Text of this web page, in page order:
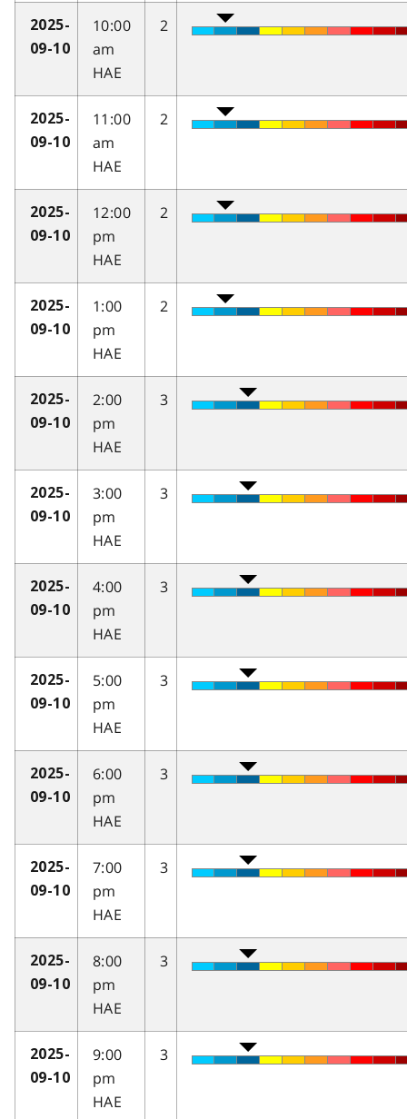
2025-
09-10
10:00
am
HAE
2
2025-
09-10
11:00
am
HAE
2
2025-
09-10
12:00
pm
HAE
2
2025-
09-10
1:00
pm
HAE
2
2025-
09-10
2:00
pm
HAE
3
2025-
09-10
3:00
pm
HAE
3
2025-
09-10
4:00
pm
HAE
3
2025-
09-10
5:00
pm
HAE
3
2025-
09-10
6:00
pm
HAE
3
2025-
09-10
7:00
pm
HAE
3
2025-
09-10
8:00
pm
HAE
3
2025-
09-10
9:00
pm
HAE
3